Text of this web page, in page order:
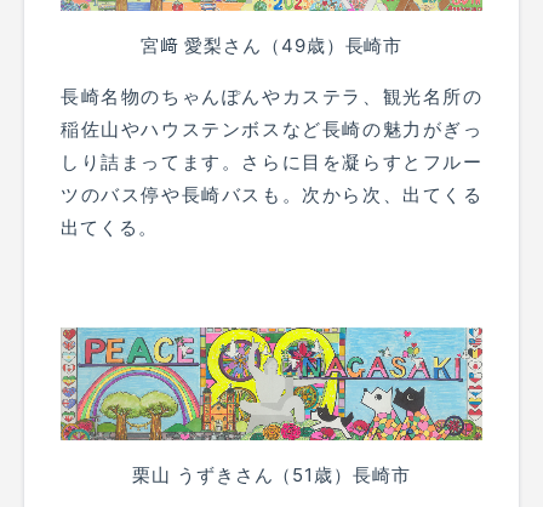
宮﨑 愛梨さん（49歳）長崎市
長崎名物のちゃんぽんやカステラ、観光名所の
稲佐山やハウステンボスなど長崎の魅力がぎっ
しり詰まってます。さらに目を凝らすとフルー
ツのバス停や長崎バスも。次から次、出てくる
出てくる。
栗山 うずきさん（51歳）長崎市